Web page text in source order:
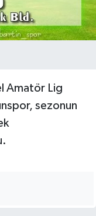
Amatör Lig
sezonun